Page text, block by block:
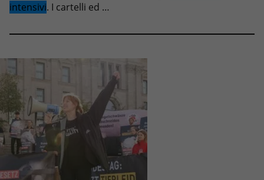
intensivi. I cartelli ed …